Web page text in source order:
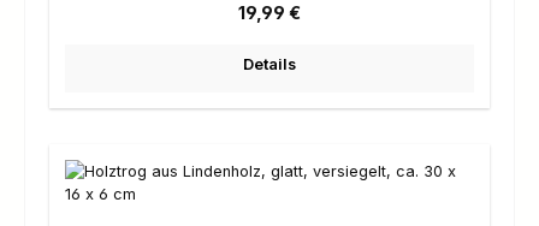
Regulärer Preis:
19,99 €
Details